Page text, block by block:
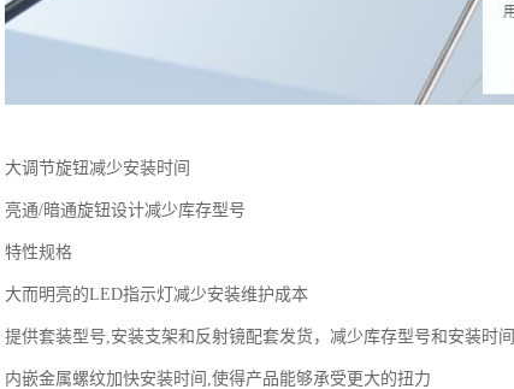
大调节旋钮减少安装时间
亮通/暗通旋钮设计减少库存型号
特性规格
大而明亮的LED指示灯减少安装维护成本
提供套装型号,安装支架和反射镜配套发货，减少库存型号和安装时间
内嵌金属螺纹加快安装时间,使得产品能够承受更大的扭力